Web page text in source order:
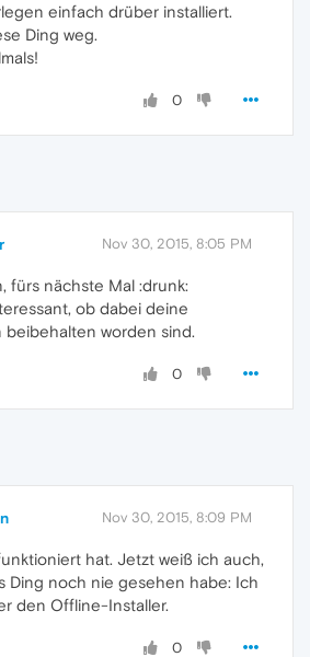
einfach drüber installiert.
Ding weg.
0
Nov 30, 2015, 8:05 PM
fürs nächste Mal :drunk:
ob dabei deine
beibehalten worden sind.
0
Nov 30, 2015, 8:09 PM
hat. Jetzt weiß ich auch,
Ding noch nie gesehen habe: Ich
den Offline-Installer.
0